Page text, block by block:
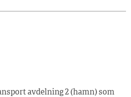
avdelning 2 (hamn) som